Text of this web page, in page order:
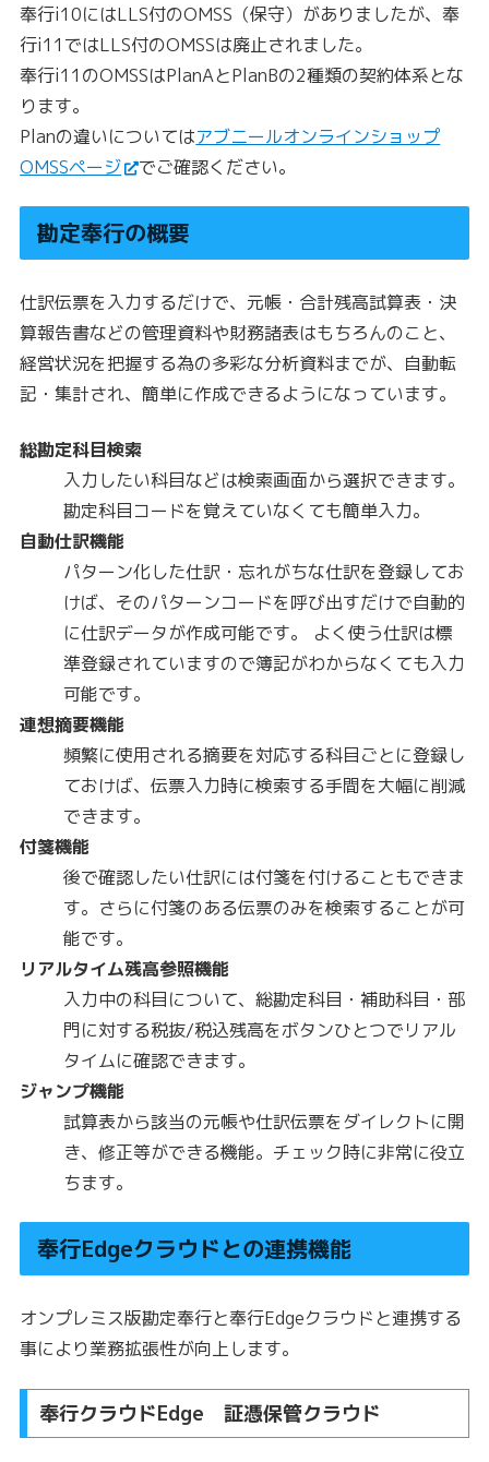
奉行i10にはLLS付のOMSS（保守）がありましたが、奉
行i11ではLLS付のOMSSは廃止されました。
奉行i11のOMSSはPlanAとPlanBの2種類の契約体系とな
ります。
Planの違いについてはアブニールオンラインショップ
OMSSページ
でご確認ください。
勘定奉行の概要
仕訳伝票を入力するだけで、元帳・合計残高試算表・決
算報告書などの管理資料や財務諸表はもちろんのこと、
経営状況を把握する為の多彩な分析資料までが、自動転
記・集計され、簡単に作成できるようになっています。
総勘定科目検索
入力したい科目などは検索画面から選択できます。
勘定科目コードを覚えていなくても簡単入力。
自動仕訳機能
パターン化した仕訳・忘れがちな仕訳を登録してお
けば、そのパターンコードを呼び出すだけで自動的
に仕訳データが作成可能です。 よく使う仕訳は標
準登録されていますので簿記がわからなくても入力
可能です。
連想摘要機能
頻繁に使用される摘要を対応する科目ごとに登録し
ておけば、伝票入力時に検索する手間を大幅に削減
できます。
付箋機能
後で確認したい仕訳には付箋を付けることもできま
す。さらに付箋のある伝票のみを検索することが可
能です。
リアルタイム残高参照機能
入力中の科目について、総勘定科目・補助科目・部
門に対する税抜/税込残高をボタンひとつでリアル
タイムに確認できます。
ジャンプ機能
試算表から該当の元帳や仕訳伝票をダイレクトに開
き、修正等ができる機能。チェック時に非常に役立
ちます。
奉行Edgeクラウドとの連携機能
オンプレミス版勘定奉行と奉行Edgeクラウドと連携する
事により業務拡張性が向上します。
奉行クラウドEdge 証憑保管クラウド